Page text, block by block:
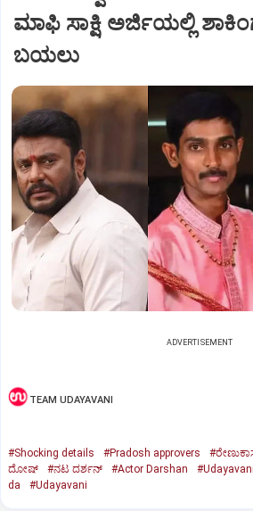
ಮಾಫಿ ಸಾಕ್ಷಿ ಅರ್ಜಿಯಲ್ಲಿ
ಬಯಲು
ADVERTISEMENT
TEAM UDAYAVANI
#Shocking details #Pradosh approvers
ದೋಷ್‌
#ನಟ ದರ್ಶನ್‌ #Actor Darshan
da
#Udayavani